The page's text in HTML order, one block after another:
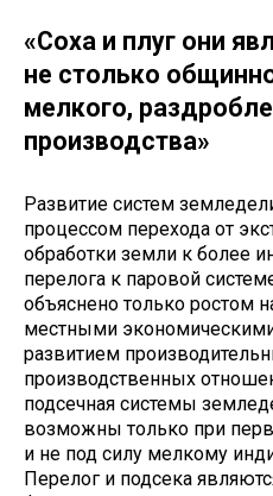
«Соха и плуг они
не столько
мелкого,
производства»
Развитие систем
процессом перехода от
обработки земли к более
перелога к паровой
объяснено только ростом
местными
развитием
производственных
подсечная системы
возможны только при
и не под силу мелкому
Перелог и подсека